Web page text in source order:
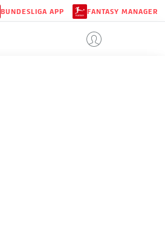
BUNDESLIGA APP FANTASY MANAGER